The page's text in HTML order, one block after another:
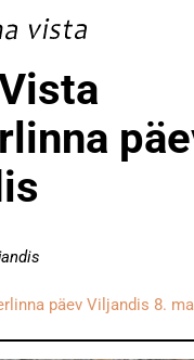
päev Viljandis 8.